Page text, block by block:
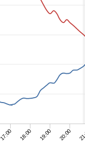
17:00 18:00 19:00 20:00